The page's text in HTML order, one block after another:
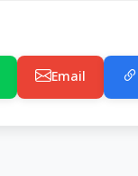
Email